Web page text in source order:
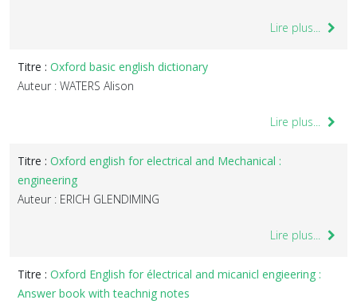
Lire plus...
Titre : Oxford basic english dictionary
Auteur : WATERS Alison
Lire plus...
Titre : Oxford english for electrical and Mechanical :
engineering
Auteur : ERICH GLENDIMING
Lire plus...
Titre : Oxford English for électrical and micanicl engieering :
Answer book with teachnig notes